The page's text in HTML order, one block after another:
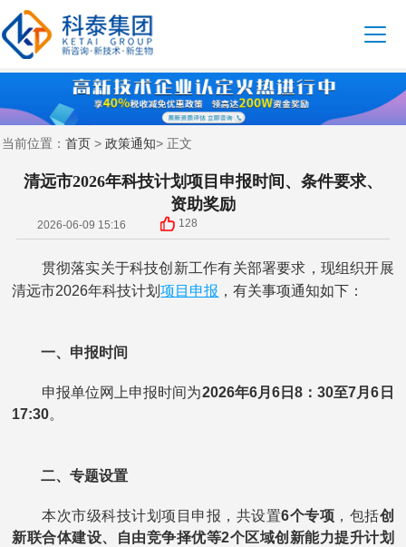
当前位置： 首页 > 政策通知> 正文
清远市2026年科技计划项目申报时间、条件要求、
资助奖励
2026-06-09 15:16 128
贯彻落实关于科技创新工作有关部署要求，现组织开展
清远市2026年科技计划项目申报 ，有关事项通知如下：
一、申报时间
申报单位网上申报时间为2026年6月6日8：30至7月6日
17:30。
二、专题设置
本次市级科技计划项目申报，共设置6个专项 ，包括创
新联合体建设、自由竞争择优等2个区域创新能力提升计划